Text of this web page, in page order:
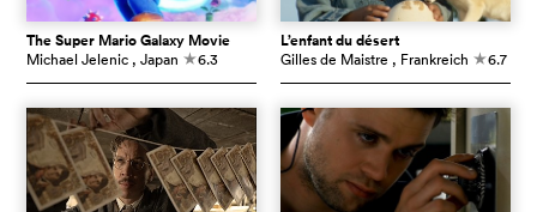
The Super Mario Galaxy Movie
Michael Jelenic , Japan c6.3
L’enfant du désert
Gilles de Maistre , Frankreich c6.7